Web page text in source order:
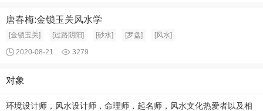
唐春梅:金锁玉关风水学
[金锁玉关] [过路阴阳] [砂水] [罗盘] [风水]
2020-08-21 3279
对象
环境设计师，风水设计师，命理师，起名师，风水文化热爱者以及相